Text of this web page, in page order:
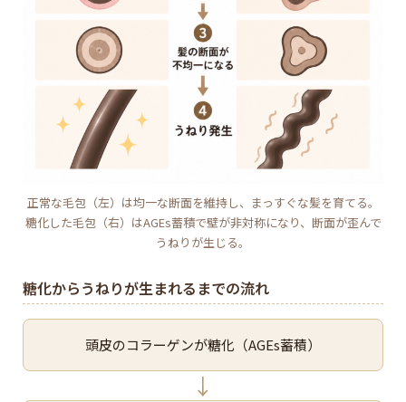
正常な毛包（左）は均一な断面を維持し、まっすぐな髪を育てる。
糖化した毛包（右）はAGEs蓄積で壁が非対称になり、断面が歪んで
うねりが生じる。
糖化からうねりが生まれるまでの流れ
頭皮のコラーゲンが糖化（AGEs蓄積）
↓